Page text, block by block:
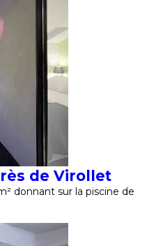
de Virollet
donnant sur la piscine de